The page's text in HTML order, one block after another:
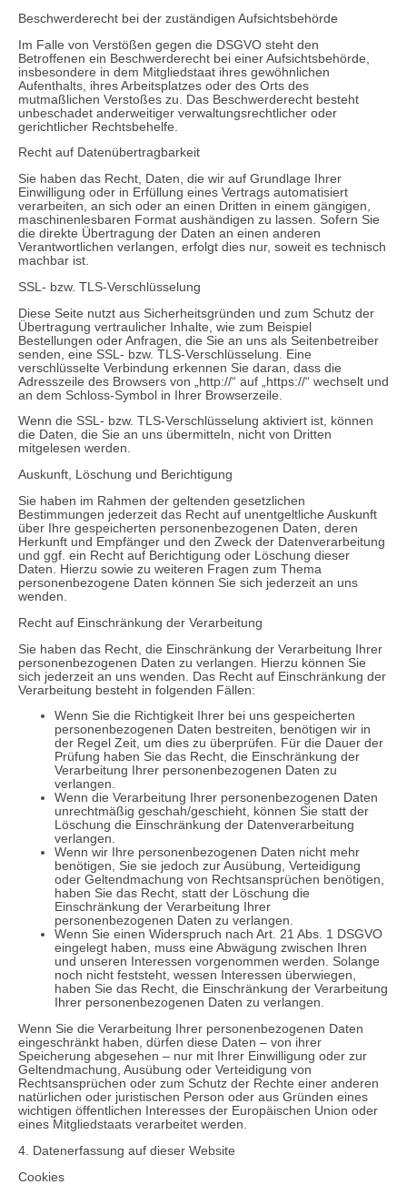
Beschwerde­recht bei der zuständigen Aufsichts­behörde
Im Falle von Verstößen gegen die DSGVO steht den
Betroffenen ein Beschwerderecht bei einer Aufsichtsbehörde,
insbesondere in dem Mitgliedstaat ihres gewöhnlichen
Aufenthalts, ihres Arbeitsplatzes oder des Orts des
mutmaßlichen Verstoßes zu. Das Beschwerderecht besteht
unbeschadet anderweitiger verwaltungsrechtlicher oder
gerichtlicher Rechtsbehelfe.
Recht auf Daten­übertrag­barkeit
Sie haben das Recht, Daten, die wir auf Grundlage Ihrer
Einwilligung oder in Erfüllung eines Vertrags automatisiert
verarbeiten, an sich oder an einen Dritten in einem gängigen,
maschinenlesbaren Format aushändigen zu lassen. Sofern Sie
die direkte Übertragung der Daten an einen anderen
Verantwortlichen verlangen, erfolgt dies nur, soweit es technisch
machbar ist.
SSL- bzw. TLS-Verschlüsselung
Diese Seite nutzt aus Sicherheitsgründen und zum Schutz der
Übertragung vertraulicher Inhalte, wie zum Beispiel
Bestellungen oder Anfragen, die Sie an uns als Seitenbetreiber
senden, eine SSL- bzw. TLS-Verschlüsselung. Eine
verschlüsselte Verbindung erkennen Sie daran, dass die
Adresszeile des Browsers von „http://“ auf „https://“ wechselt und
an dem Schloss-Symbol in Ihrer Browserzeile.
Wenn die SSL- bzw. TLS-Verschlüsselung aktiviert ist, können
die Daten, die Sie an uns übermitteln, nicht von Dritten
mitgelesen werden.
Auskunft, Löschung und Berichtigung
Sie haben im Rahmen der geltenden gesetzlichen
Bestimmungen jederzeit das Recht auf unentgeltliche Auskunft
über Ihre gespeicherten personenbezogenen Daten, deren
Herkunft und Empfänger und den Zweck der Datenverarbeitung
und ggf. ein Recht auf Berichtigung oder Löschung dieser
Daten. Hierzu sowie zu weiteren Fragen zum Thema
personenbezogene Daten können Sie sich jederzeit an uns
wenden.
Recht auf Einschränkung der Verarbeitung
Sie haben das Recht, die Einschränkung der Verarbeitung Ihrer
personenbezogenen Daten zu verlangen. Hierzu können Sie
sich jederzeit an uns wenden. Das Recht auf Einschränkung der
Verarbeitung besteht in folgenden Fällen:
Wenn Sie die Richtigkeit Ihrer bei uns gespeicherten
personenbezogenen Daten bestreiten, benötigen wir in
der Regel Zeit, um dies zu überprüfen. Für die Dauer der
Prüfung haben Sie das Recht, die Einschränkung der
Verarbeitung Ihrer personenbezogenen Daten zu
verlangen.
Wenn die Verarbeitung Ihrer personenbezogenen Daten
unrechtmäßig geschah/geschieht, können Sie statt der
Löschung die Einschränkung der Datenverarbeitung
verlangen.
Wenn wir Ihre personenbezogenen Daten nicht mehr
benötigen, Sie sie jedoch zur Ausübung, Verteidigung
oder Geltendmachung von Rechtsansprüchen benötigen,
haben Sie das Recht, statt der Löschung die
Einschränkung der Verarbeitung Ihrer
personenbezogenen Daten zu verlangen.
Wenn Sie einen Widerspruch nach Art. 21 Abs. 1 DSGVO
eingelegt haben, muss eine Abwägung zwischen Ihren
und unseren Interessen vorgenommen werden. Solange
noch nicht feststeht, wessen Interessen überwiegen,
haben Sie das Recht, die Einschränkung der Verarbeitung
Ihrer personenbezogenen Daten zu verlangen.
Wenn Sie die Verarbeitung Ihrer personenbezogenen Daten
eingeschränkt haben, dürfen diese Daten – von ihrer
Speicherung abgesehen – nur mit Ihrer Einwilligung oder zur
Geltendmachung, Ausübung oder Verteidigung von
Rechtsansprüchen oder zum Schutz der Rechte einer anderen
natürlichen oder juristischen Person oder aus Gründen eines
wichtigen öffentlichen Interesses der Europäischen Union oder
eines Mitgliedstaats verarbeitet werden.
4. Datenerfassung auf dieser Website
Cookies